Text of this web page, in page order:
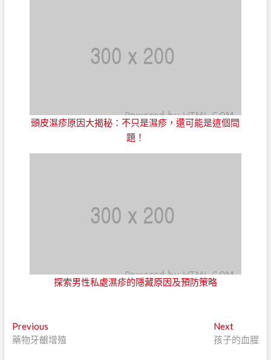
頭皮濕疹原因大揭秘：不只是濕疹，還可能是這個問
題！
探索男性私處濕疹的隱藏原因及預防策略
文
章
PreviousPrevious
post:
藥物牙齦增殖
NextNext
post:
孩子的血腥